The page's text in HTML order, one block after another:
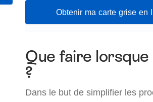
Obtenir ma carte grise en
Que faire lorsque
?
Dans le but de simplifier les